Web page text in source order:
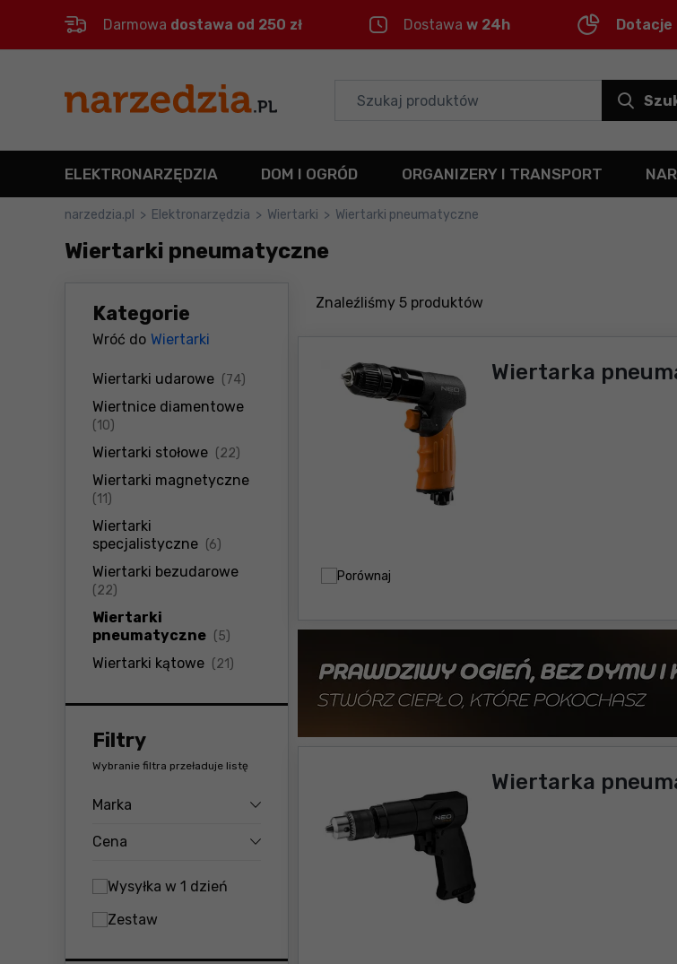
Menu główne
Filtry
Produkty
Stopka
Mapa strony
Darmowa dostawa od 250 zł Dostawa w 24h Dotacje
ELEKTRONARZĘDZIA DOM I OGRÓD ORGANIZERY I TRANSPORT
narzedzia.pl > Elektronarzędzia > Wiertarki > Wiertarki pneumatyczne
Wiertarki pneumatyczne
Kategorie
Wróć do Wiertarki
Wiertarki udarowe (74)
Wiertnice diamentowe
(10)
Wiertarki stołowe (22)
Wiertarki magnetyczne
(11)
Wiertarki
specjalistyczne (6)
Wiertarki bezudarowe
(22)
Wiertarki
pneumatyczne (5)
Wiertarki kątowe (21)
Filtry
Wybranie filtra przeładuje listę
Marka
Cena
Wysyłka w 1 dzień
Zestaw
Znaleźliśmy 5 produktów
Wiertarka
Porównaj
Wiertarka